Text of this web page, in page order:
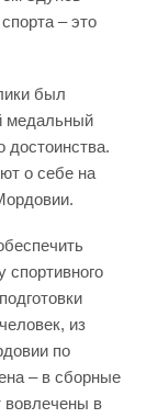
– это
был
медальный
достоинства.
о себе на
спортивного
из
по
– в сборные
в